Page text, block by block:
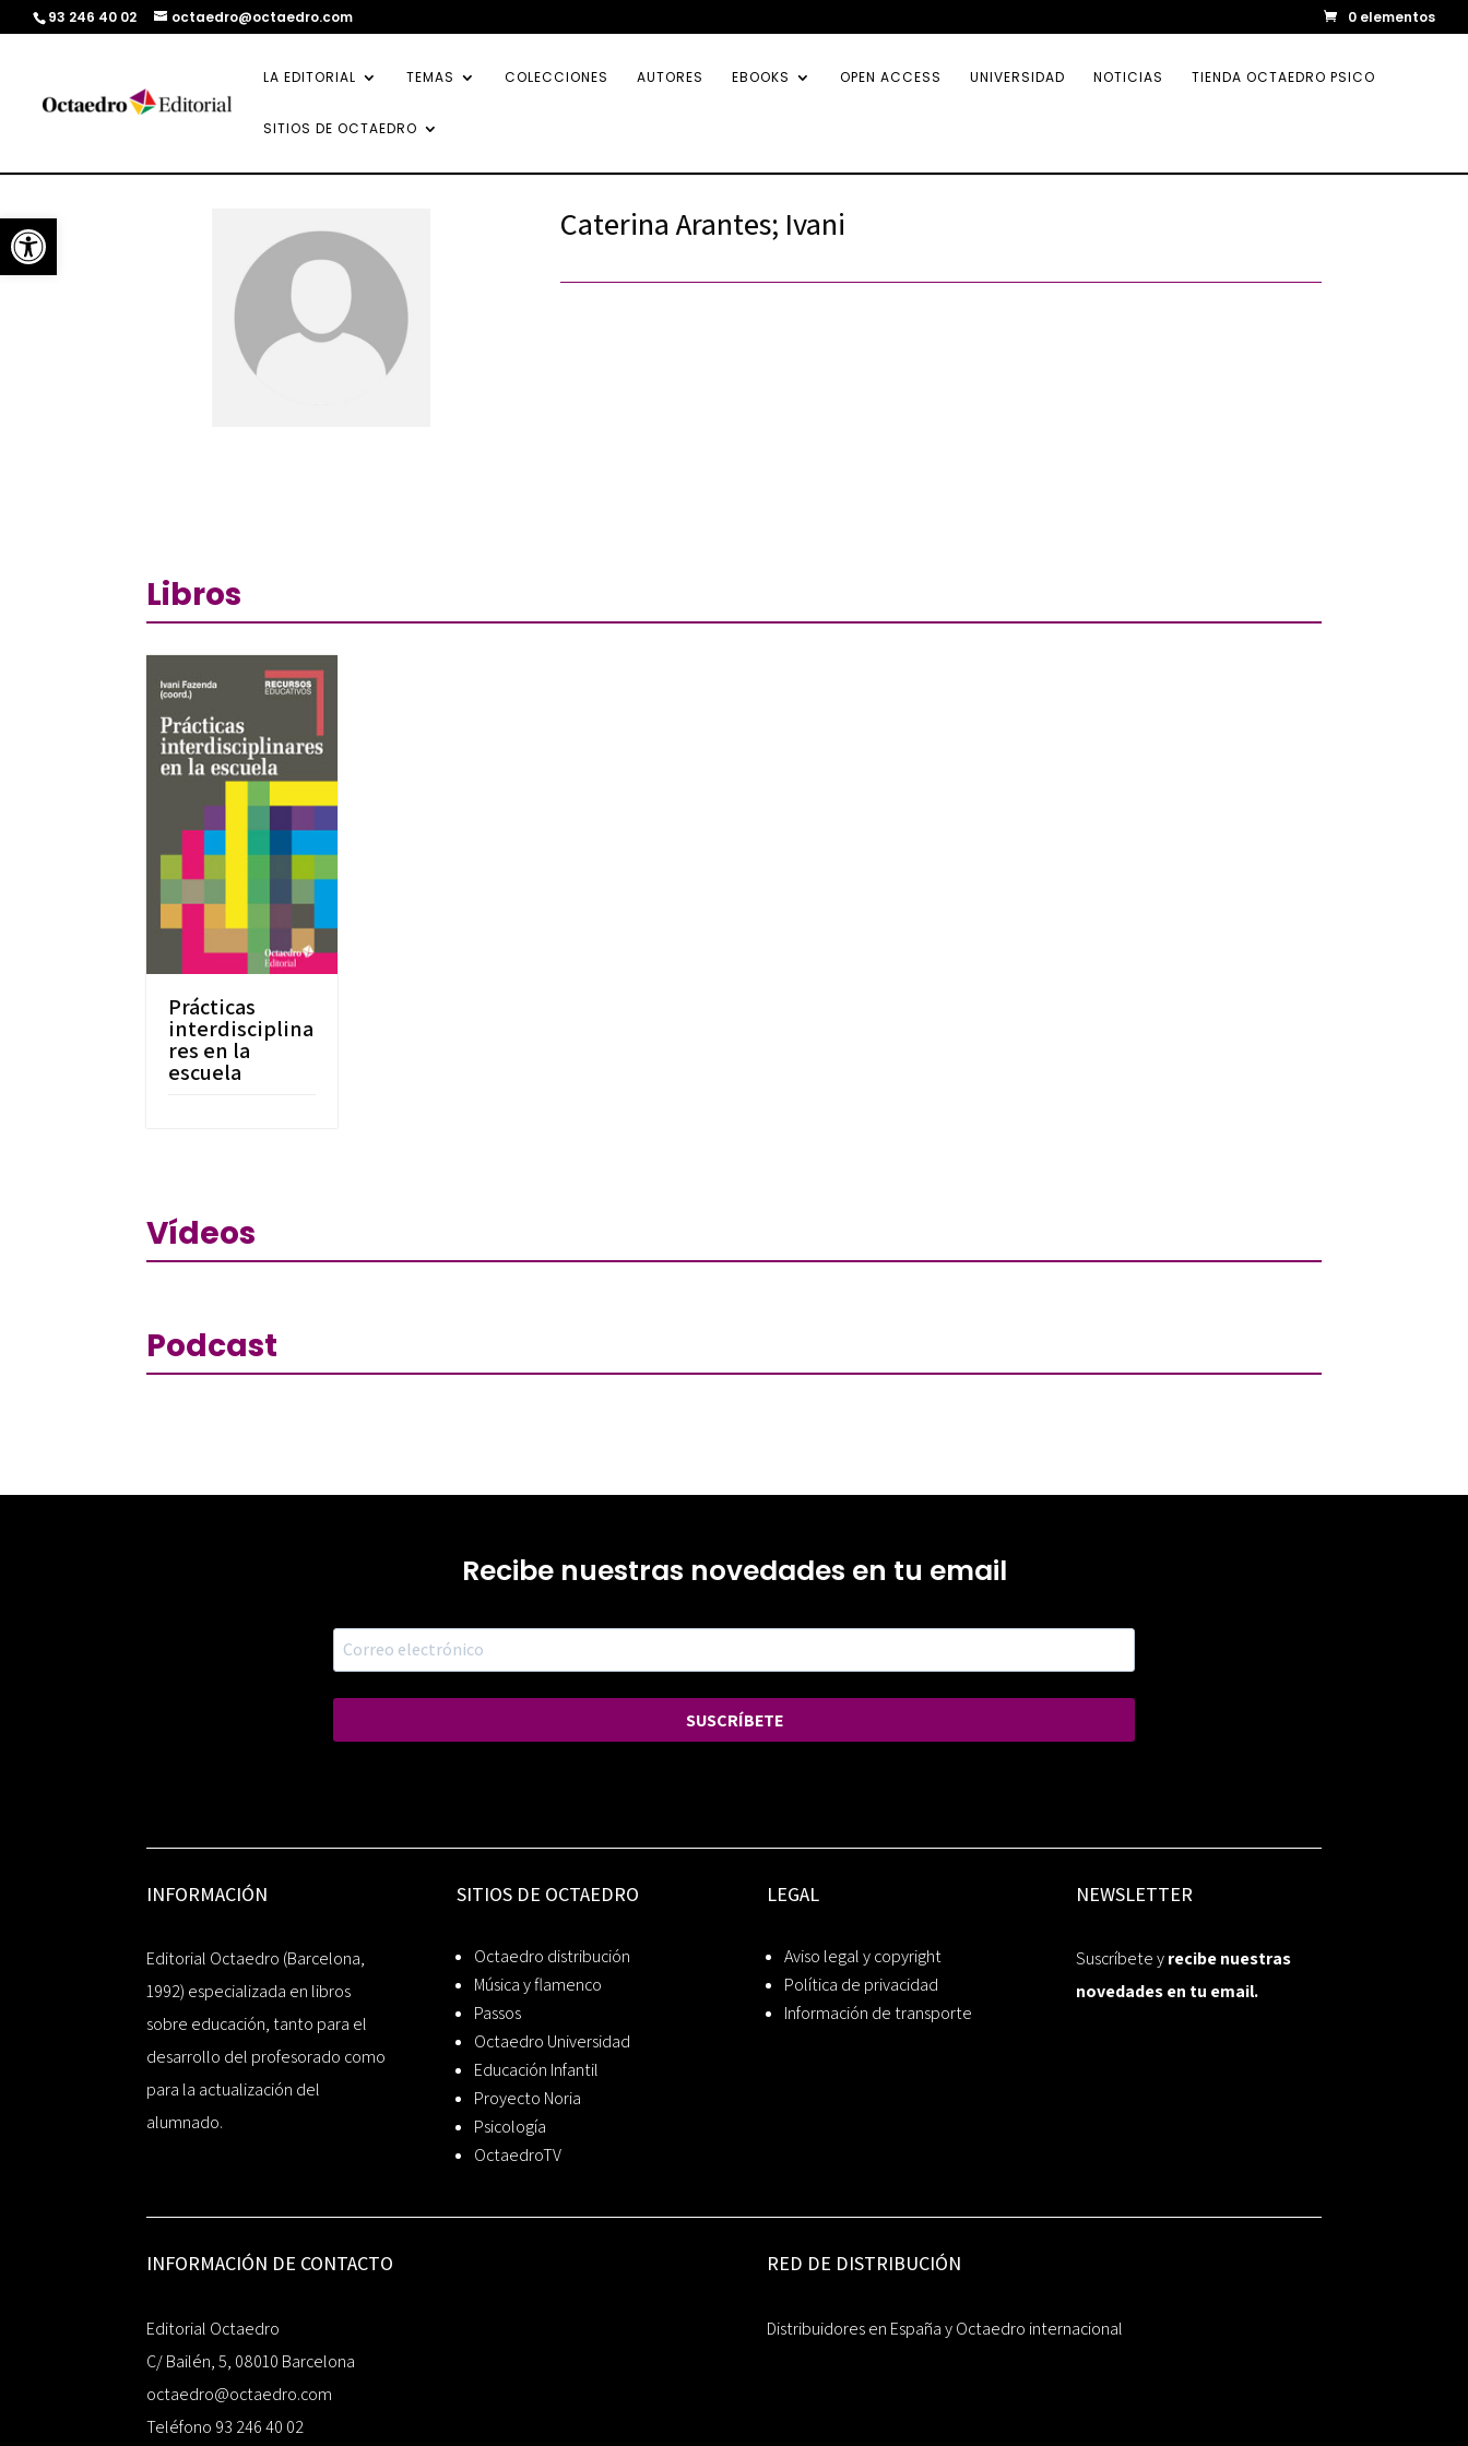
Abrir barra de herramientas
93 246 40 02 octaedro@octaedro.com 0 elementos
LA EDITORIAL TEMAS COLECCIONES AUTORES EBOOKS OPEN ACCESS UNIVERSIDAD NOTICIAS TIENDA OCTAEDRO PSICO
SITIOS DE OCTAEDRO
Caterina Arantes; Ivani
Libros
Prácticas
interdisciplina
res en la
escuela
Vídeos
Podcast
Recibe nuestras novedades en tu email
SUSCRÍBETE
INFORMACIÓN
Editorial Octaedro (Barcelona,
1992) especializada en libros
sobre educación, tanto para el
desarrollo del profesorado como
para la actualización del
alumnado.
SITIOS DE OCTAEDRO
Octaedro distribución
Música y flamenco
Passos
Octaedro Universidad
Educación Infantil
Proyecto Noria
Psicología
OctaedroTV
LEGAL
Aviso legal y copyright
Política de privacidad
Información de transporte
NEWSLETTER
Suscríbete yrecibe nuestras
novedades en tu email.
INFORMACIÓN DE CONTACTO
Editorial Octaedro
C/ Bailén, 5, 08010 Barcelona
octaedro@octaedro.com
Teléfono 93 246 40 02
RED DE DISTRIBUCIÓN
Distribuidores en España y Octaedro internacional